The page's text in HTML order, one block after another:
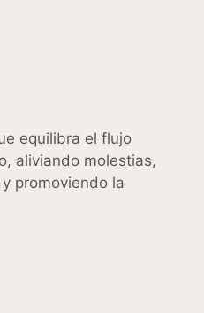
equilibra el flujo
aliviando molestias,
promoviendo la